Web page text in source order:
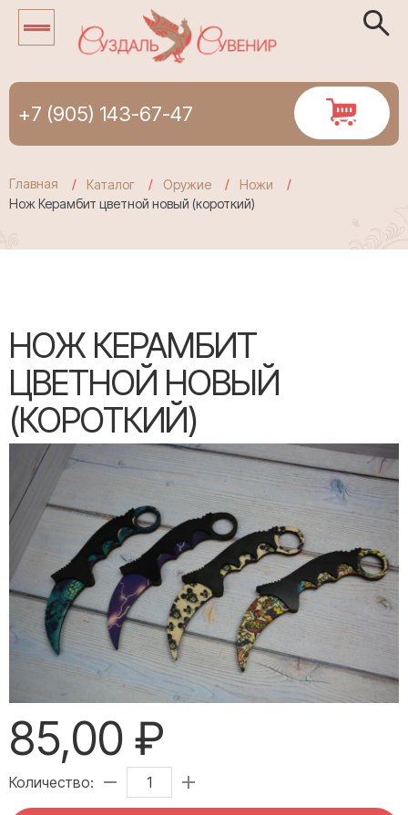
+7 (905) 143-67-47
Главная Каталог Оружие
Ножи
Нож Керамбит цветной новый (короткий)
НОЖ КЕРАМБИТ
ЦВЕТНОЙ НОВЫЙ
(КОРОТКИЙ)
85,00 ₽
Количество: